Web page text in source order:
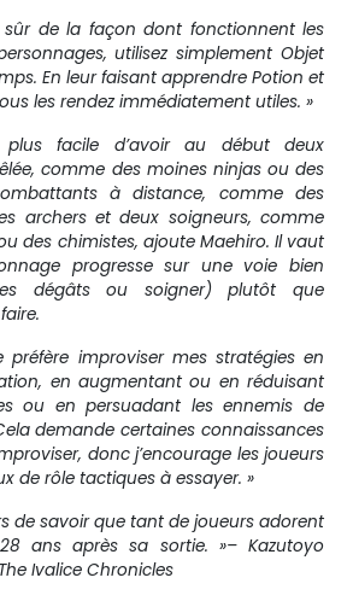
sûr de la façon dont fonctionnent les
utilisez simplement Objet
En leur faisant apprendre Potion et
les rendez immédiatement utiles. »
facile d’avoir au début deux
comme des moines ninjas ou des
à distance, comme des
archers et deux soigneurs, comme
des chimistes, ajoute Maehiro. Il vaut
progresse sur une voie bien
dégâts ou soigner) plutôt que
préfère improviser mes stratégies en
en augmentant ou en réduisant
ou en persuadant les ennemis de
demande certaines connaissances
donc j’encourage les joueurs
de rôle tactiques à essayer. »
de savoir que tant de joueurs adorent
ans après sa sortie. »– Kazutoyo
Ivalice Chronicles